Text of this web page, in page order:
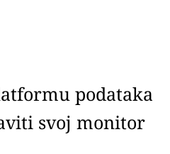
podataka
svoj monitor